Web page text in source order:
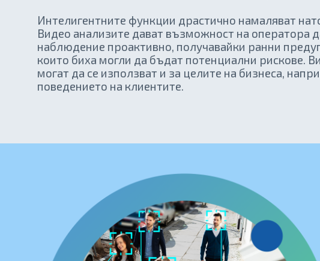
Интелигентните функции драстично намаляват
Видео анализите дават възможност на оператора
наблюдение проактивно, получавайки ранни
които биха могли да бъдат потенциални рискове.
могат да се използват и за целите на бизнеса,
поведението на клиентите.